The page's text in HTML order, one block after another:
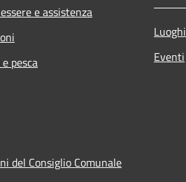
e assistenza
pesca
Luoghi
Eventi
del Consiglio Comunale